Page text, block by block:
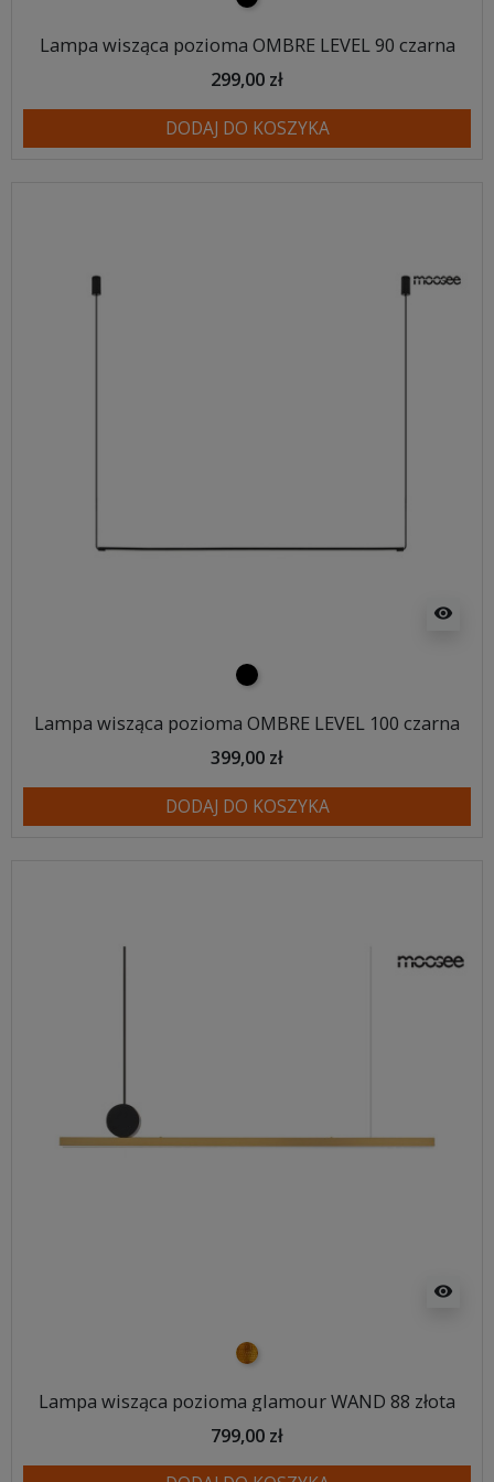
Lampa wisząca pozioma OMBRE LEVEL 90 czarna
299,00 zł
DODAJ DO KOSZYKA
visibility
czarny
Lampa wisząca pozioma OMBRE LEVEL 100 czarna
399,00 zł
DODAJ DO KOSZYKA
visibility
złoty
Lampa wisząca pozioma glamour WAND 88 złota
799,00 zł